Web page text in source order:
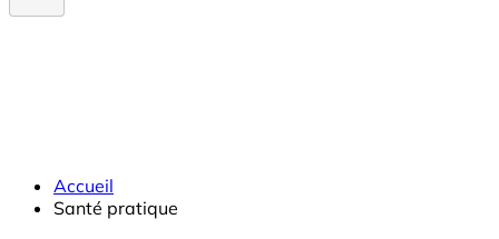
Accueil
Santé pratique